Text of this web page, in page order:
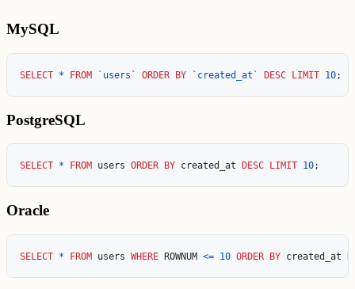
MySQL
SELECT * FROM `users` ORDER BY `created_at` DESC LIMIT 10;
PostgreSQL
SELECT * FROM users ORDER BY created_at DESC LIMIT 10;
Oracle
SELECT * FROM users WHERE ROWNUM <= 10 ORDER BY created_at